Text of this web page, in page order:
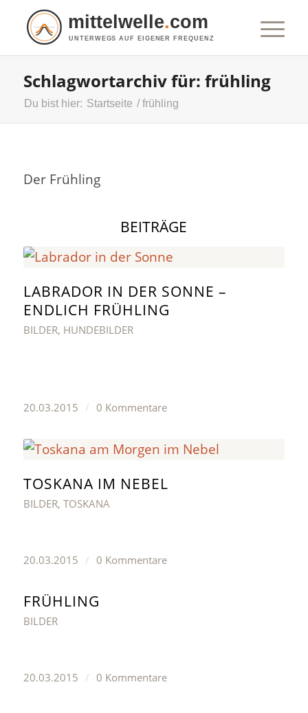
mittelwelle.com
UNTERWEGS AUF EIGENER FREQUENZ
Schlagwortarchiv für: frühling
Du bist hier: Startseite / frühling
Der Frühling
BEITRÄGE
LABRADOR IN DER SONNE –
ENDLICH FRÜHLING
BILDER, HUNDEBILDER
20.03.2015 / 0 Kommentare
TOSKANA IM NEBEL
BILDER, TOSKANA
20.03.2015 / 0 Kommentare
FRÜHLING
BILDER
20.03.2015 / 0 Kommentare